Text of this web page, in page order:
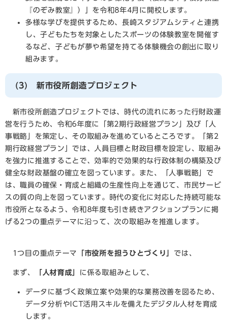
『のぞみ教室』）」を令和8年4月に開校します。
多様な学びを提供するため、長崎スタジアムシティと連携
し、子どもたちを対象としたスポーツの体験教室を開催す
るなど、子どもが夢や希望を持てる体験機会の創出に取り
組みます。
(3) 新市役所創造プロジェクト
新市役所創造プロジェクトでは、時代の流れにあった行財政運
営を行うため、令和6年度に「第2期行政経営プラン」及び「人
事戦略」を策定し、その取組みを進めているところです。「第2
期行政経営プラン」では、人員目標と財政目標を設定し、取組み
を強力に推進することで、効率的で効果的な行政体制の構築及び
健全な財政基盤の確立を図っています。また、「人事戦略」で
は、職員の確保・育成と組織の生産性向上を通じて、市民サービ
スの質の向上を図っています。時代の変化に対応した持続可能な
市役所となるよう、令和8年度も引き続きアクションプランに掲
げる2つの重点テーマに沿って、次の取組みを推進します。
1つ⽬の重点テーマ 「市役所を担うひとづくり」 では、
まず、 「人材育成」 に係る取組みとして、
データに基づく政策立案や効果的な業務改善を図るため、
データ分析やICT活用スキルを備えたデジタル人材を育成
します。